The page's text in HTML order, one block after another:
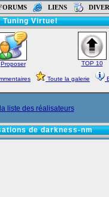
LIENS
Tutoriaux -Liens-Contact
Tuning Virtuel
Proposer TOP 10
Toute la galerie
liste des réalisateurs
de darkness-nm